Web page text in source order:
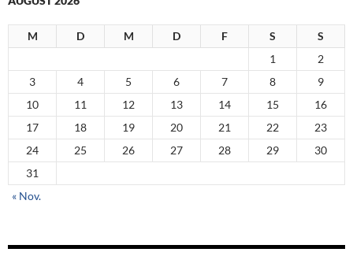
M D M D F S
S
1
2
3
4 5 6 7 8
9
10
11 12 13 14 15
16
17
18 19 20 21 22
23
24
25 26 27 28 29
30
31
« Nov.